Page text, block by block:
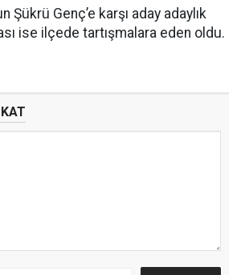
Şükrü Genç’e karşı aday adaylık
ise ilçede tartışmalara eden oldu.